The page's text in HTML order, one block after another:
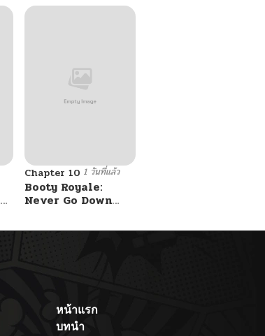
Chapter 10 1 วันที่แล้ว
Booty Royale:
Never Go Down
หน้าแรก
บทนำ